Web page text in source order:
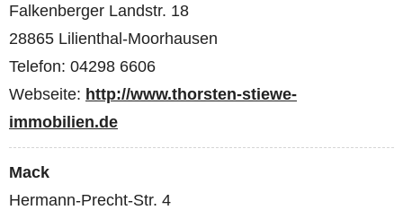
Falkenberger Landstr. 18
28865 Lilienthal-Moorhausen
Telefon: 04298 6606
Webseite: http://www.thorsten-stiewe-
immobilien.de
Mack
Hermann-Precht-Str. 4